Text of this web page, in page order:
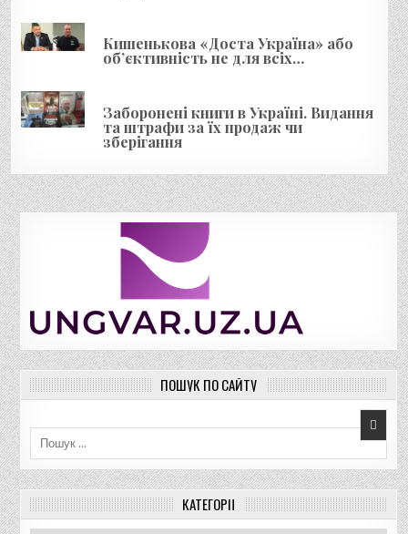
Кишенькова «Доста Україна» або
об’єктивність не для всіх…
Заборонені книги в Україні. Видання
та штрафи за їх продаж чи
зберігання
ПОШУК ПО САЙТУ
КАТЕГОРІЇ